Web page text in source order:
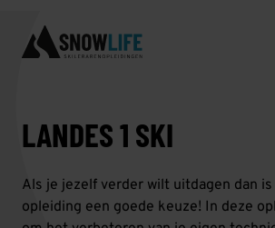
LANDES 1 SKI
Als je jezelf verder wilt uitdagen dan is
opleiding een goede keuze! In deze